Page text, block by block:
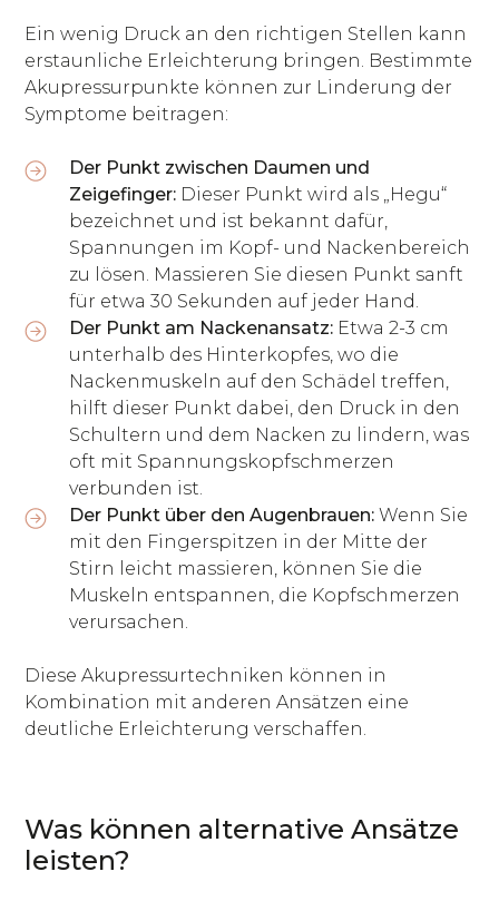
Ein wenig Druck an den richtigen Stellen kann
erstaunliche Erleichterung bringen. Bestimmte
Akupressurpunkte können zur Linderung der
Symptome beitragen:
Der Punkt zwischen Daumen und
Zeigefinger: Dieser Punkt wird als „Hegu“
bezeichnet und ist bekannt dafür,
Spannungen im Kopf- und Nackenbereich
zu lösen. Massieren Sie diesen Punkt sanft
für etwa 30 Sekunden auf jeder Hand.
Der Punkt am Nackenansatz: Etwa 2-3 cm
unterhalb des Hinterkopfes, wo die
Nackenmuskeln auf den Schädel treffen,
hilft dieser Punkt dabei, den Druck in den
Schultern und dem Nacken zu lindern, was
oft mit Spannungskopfschmerzen
verbunden ist.
Der Punkt über den Augenbrauen: Wenn Sie
mit den Fingerspitzen in der Mitte der
Stirn leicht massieren, können Sie die
Muskeln entspannen, die Kopfschmerzen
verursachen.
Diese Akupressurtechniken können in
Kombination mit anderen Ansätzen eine
deutliche Erleichterung verschaffen.
Was können alternative Ansätze
leisten?